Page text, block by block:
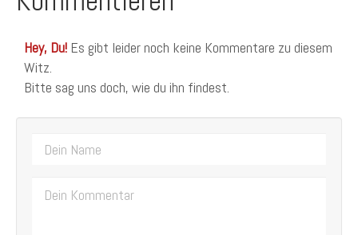
Hey, Du! Es gibt leider noch keine Kommentare zu diesem
Witz.
Bitte sag uns doch, wie du ihn findest.